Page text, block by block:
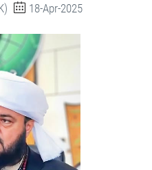
18-Apr-2025